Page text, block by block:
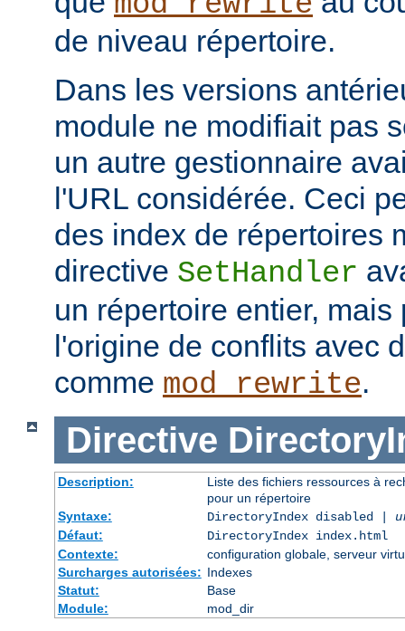
de niveau répertoire.
Dans les versions
module ne modifiait pas
un autre gestionnaire
l'URL considérée. Ceci
des index de répertoires
directive SetHandler
un répertoire entier,
l'origine de conflits avec
comme mod_rewrite.
Directive
Description:
Liste des fichiers ressources à
pour un répertoire
Syntaxe:
DirectoryIndex disabled |
Défaut:
DirectoryIndex index.html
Contexte:
configuration globale, serveur
Surcharges autorisées: Indexes
Statut:
Base
Module:
mod_dir